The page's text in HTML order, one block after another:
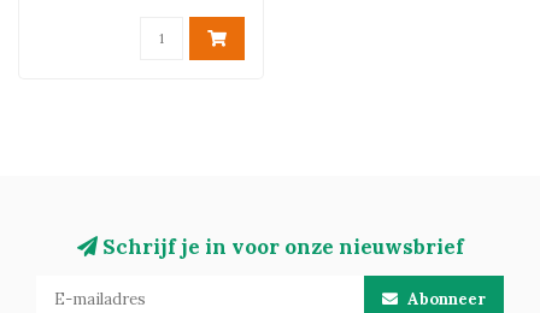
Schrijf je in voor onze nieuwsbrief
Abonneer